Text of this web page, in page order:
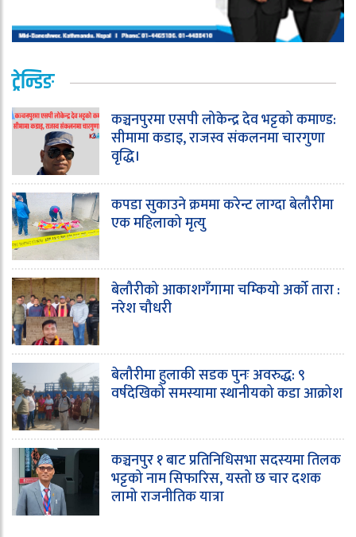
ट्रेन्डिङ
कञ्चनपुरमा एसपी लोकेन्द्र देव भट्टको कमाण्ड:
सीमामा कडाइ, राजस्व संकलनमा चारगुणा
वृद्धि।
कपडा सुकाउने क्रममा करेन्ट लाग्दा बेलौरीमा
एक महिलाको मृत्यु
बेलौरीको आकाशगँगामा चम्कियो अर्को तारा :
नरेश चौधरी
बेलौरीमा हुलाकी सडक पुनः अवरुद्ध: ९
वर्षदेखिको समस्यामा स्थानीयको कडा आक्रोश
कञ्चनपुर १ बाट प्रतिनिधिसभा सदस्यमा तिलक
भट्टको नाम सिफारिस, यस्तो छ चार दशक
लामो राजनीतिक यात्रा